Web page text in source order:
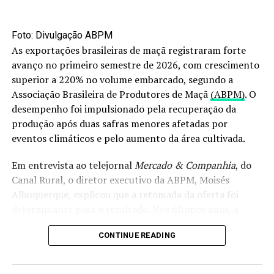
Foto: Divulgação ABPM
As exportações brasileiras de maçã registraram forte
avanço no primeiro semestre de 2026, com crescimento
superior a 220% no volume embarcado, segundo a
Associação Brasileira de Produtores de Maçã (ABPM). O
desempenho foi impulsionado pela recuperação da
produção após duas safras menores afetadas por
eventos climáticos e pelo aumento da área cultivada.
Em entrevista ao telejornalMercado & Companhia, do
Canal Rural, o diretor executivo da ABPM, Moisés
Albuquerque, explicou que a retomada da oferta foi
cadeia enfrentou perdas provocadas por chuvas
intensas, especialmente no segundo semestre de 2023 e
CONTINUE READING